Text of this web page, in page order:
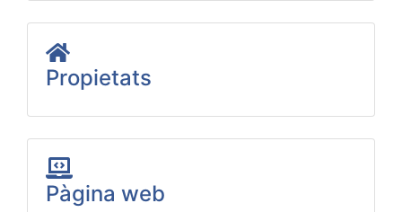
Propietats
Pàgina web